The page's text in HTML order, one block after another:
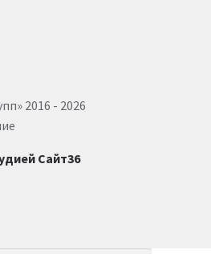
2016 - 2026
Сайт36